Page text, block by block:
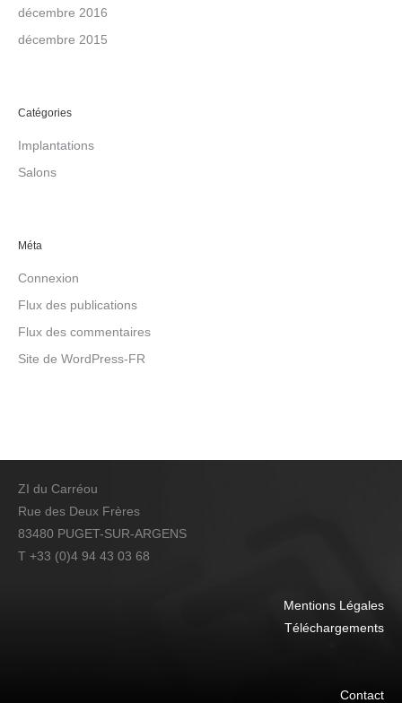
décembre 2016
décembre 2015
Catégories
Implantations
Salons
Méta
Connexion
Flux des publications
Flux des commentaires
Site de WordPress-FR
ZI du Carréou
Rue des Deux Frères
83480 PUGET-SUR-ARGENS
T +33 (0)4 94 43 03 68
Mentions Légales
Téléchargements
Contact